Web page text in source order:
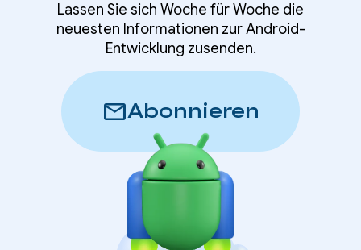
Lassen Sie sich Woche für Woche die
neuesten Informationen zur Android-
Entwicklung zusenden.
mailAbonnieren